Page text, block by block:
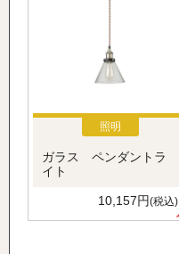
照明
ガラス ペンダントラ
イト
10,157円(税込)